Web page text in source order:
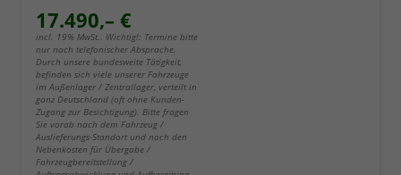
17.490,– €
incl. 19% MwSt.. Wichtig!: Termine bitte
nur nach telefonischer Absprache.
Durch unsere bundesweite Tätigkeit,
befinden sich viele unserer Fahrzeuge
im Außenlager / Zentrallager, verteilt in
ganz Deutschland (oft ohne Kunden-
Zugang zur Besichtigung). Bitte fragen
Sie vorab nach dem Fahrzeug /
Auslieferungs-Standort und nach den
Nebenkosten für Übergabe /
Fahrzeugbereitstellung /